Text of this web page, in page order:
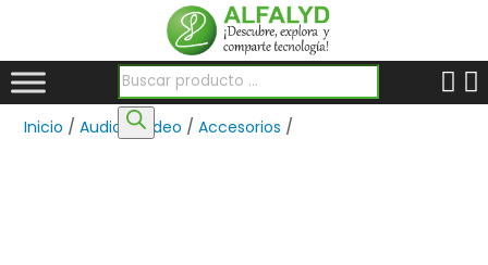
Búsqueda de productos
Inicio /Audio y Video /Accesorios /